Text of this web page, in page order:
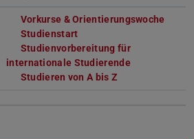
Vorkurse & Orientierungswoche
Studienstart
Studienvorbereitung für
internationale Studierende
Studieren von A bis Z